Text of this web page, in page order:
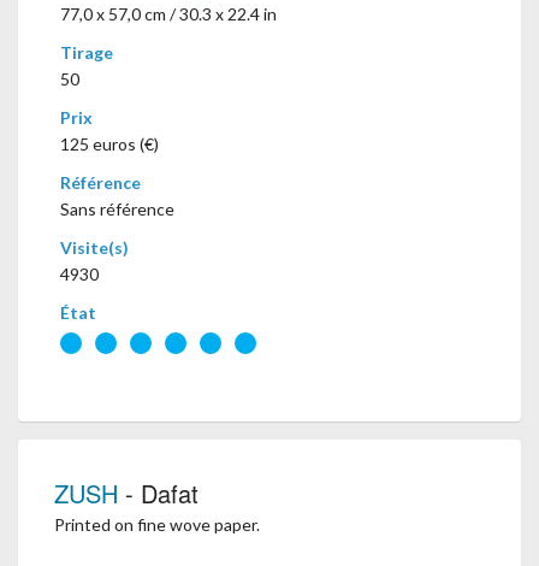
77,0 x 57,0 cm / 30.3 x 22.4 in
Tirage
50
Prix
125 euros (€)
Référence
Sans référence
Visite(s)
4930
État
ZUSH - Dafat
Printed on fine wove paper.